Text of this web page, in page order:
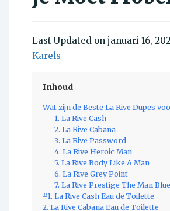
Last Updated on januari 16,
Karels
Inhoud
Wat zijn de Beste La Rive Dupes
1. La Rive Cash
2. La Rive Cabana
3. La Rive Password
4. La Rive Heroic Man
5. La Rive Body Like A Man
6. La Rive Grey Point
7. La Rive Prestige The Man Blue
#1. La Rive Cash Eau de Toilette
2. La Rive Cabana Eau de Toilette